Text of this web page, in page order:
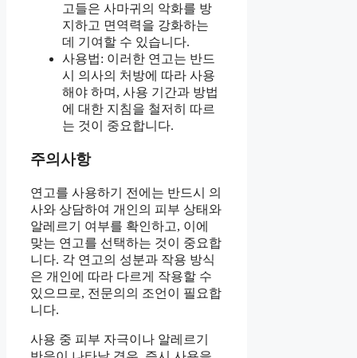
고들은 사마귀의 악화를 방
지하고 면역력을 강화하는
데 기여할 수 있습니다.
사용법: 이러한 연고는 반드
시 의사의 처방에 따라 사용
해야 하며, 사용 기간과 방법
에 대한 지침을 철저히 따르
는 것이 중요합니다.
주의사항
연고를 사용하기 전에는 반드시 의
사와 상담하여 개인의 피부 상태와
알레르기 여부를 확인하고, 이에
맞는 연고를 선택하는 것이 중요합
니다. 각 연고의 성분과 작용 방식
은 개인에 따라 다르게 작용할 수
있으므로, 전문의의 조언이 필요합
니다.
사용 중 피부 자극이나 알레르기